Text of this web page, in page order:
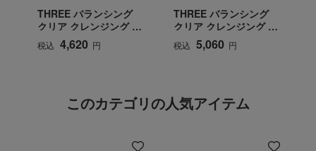
THREE バランシング
クリア クレンジング オ
イル リフィル
税込 4,620 円
THREE バランシング
クリア クレンジング オ
イル
税込 5,060 円
このカテゴリの人気アイテム